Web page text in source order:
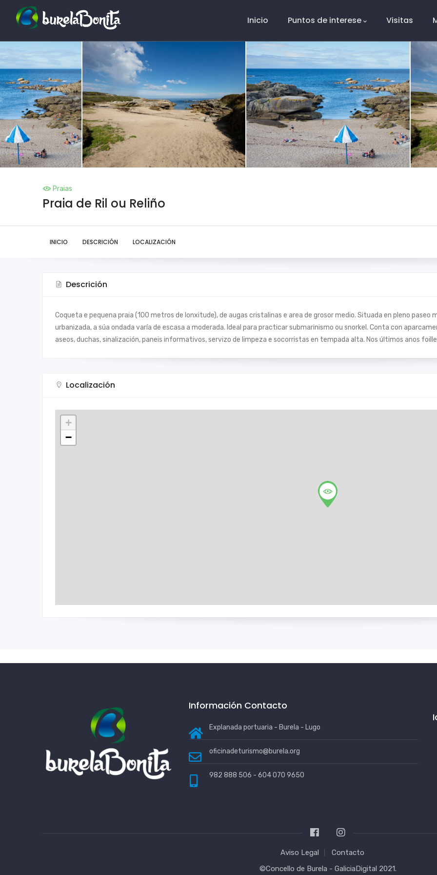
Navigation
Inicio Puntos de interese Visitas
Praias
Praia de Ril ou Reliño
INICIO DESCRICIÓN LOCALIZACIÓN
Descrición
Coqueta e pequena praia (100 metros de lonxitude), de augas cristalinas e area de grosor medio. Situada en pleno paseo
urbanizada, a súa ondada varía de escasa a moderada. Ideal para practicar submarinismo ou snorkel. Conta con
aseos, duchas, sinalización, paneis informativos, servizo de limpeza e socorristas en tempada alta. Nos últimos anos
Localización
+
−
Información Contacto
Explanada portuaria - Burela - Lugo
oficinadeturismo@burela.org
982 888 506 - 604 070 9650
Aviso Legal
Contacto
©Concello de Burela - GaliciaDigital 2021.